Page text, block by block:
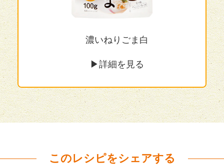
濃いねりごま白
▶︎詳細を見る
このレシピをシェアする